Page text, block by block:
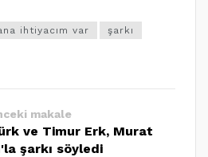
ihtiyacım var
şarkı
makale
ve Timur Erk, Murat
şarkı söyledi